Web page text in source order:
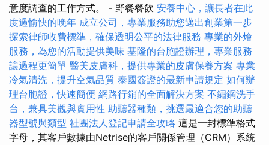
意度調查的工作方式。 - 野餐餐飲 安養中心，讓長者在此
度過愉快的晚年 成立公司，專業服務助您邁出創業第一步
探索律師收費標準，確保透明公平的法律服務 專業的外燴
服務，為您的活動提供美味 基隆的台胞證辦理，專業服務
讓過程更簡單 醫美皮膚科，提供專業的皮膚保養方案 專業
冷氣清洗，提升空氣品質 泰國簽證的最新申請規定 如何辦
理台胞證，快速簡便 網路行銷的全面解決方案 不鏽鋼洗手
台，兼具美觀與實用性 助聽器種類，挑選最適合您的助聽
器型號與類型 社團法人登記申請全攻略 這是一封標準格式
字母，其客戶數據由Netrise的客戶關係管理（CRM）系統